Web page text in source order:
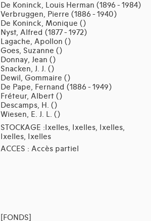
De Koninck, Louis Herman (1896 - 1984)
Verbruggen, Pierre (1886 - 1940)
De Koninck, Monique ()
Nyst, Alfred (1877 - 1972)
Lagache, Apollon ()
Goes, Suzanne ()
Donnay, Jean ()
Snacken, J. J. ()
Dewil, Gommaire ()
De Pape, Fernand (1886 - 1949)
Fréteur, Albert ()
Descamps, H. ()
Wiesen, E. J. L. ()
STOCKAGE :Ixelles, Ixelles, Ixelles,
Ixelles, Ixelles
ACCES : Accès partiel
[FONDS]